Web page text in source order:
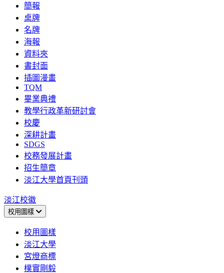
簡報
桌牌
名牌
海報
資料夾
書封面
插圖漫畫
TQM
畢業典禮
教學行政革新研討會
校慶
深耕計畫
SDGS
校務發展計畫
招生簡章
淡江大學首頁刊頭
淡江校徽
校用圖樣
校用圖樣
淡江大學
宮燈商標
樸實剛毅